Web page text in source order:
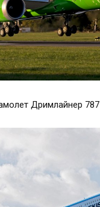
Дримлайнер 787